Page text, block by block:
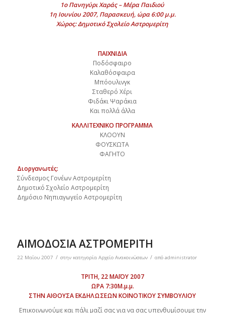
1ο Πανηγύρι Χαράς – Μέρα Παιδιού
1η Ιουνίου 2007, Παρασκευή, ώρα 6:00 μ.μ.
Χώρος: Δημοτικό Σχολείο Αστρομερίτη
ΠΑΙΧΝΙΔΙΑ
Ποδόσφαιρο
Καλαθόσφαιρα
Μπόουλινγκ
Σταθερό Χέρι
Φιδάκι Ψαράκια
Και πολλά άλλα
ΚΑΛΛΙΤΕΧΝΙΚΟ ΠΡΟΓΡΑΜΜΑ
ΚΛΟΟΥΝ
ΦΟΥΣΚΩΤΑ
ΦΑΓΗΤΟ
Διοργανωτές:
Σύνδεσμος Γονέων Αστρομερίτη
Δημοτικό Σχολείο Αστρομερίτη
Δημόσιο Νηπιαγωγείο Αστρομερίτη
ΑΙΜΟΔΟΣΙΑ ΑΣΤΡΟΜΕΡΙΤΗ
22 Μαΐου 2007 / στην κατηγορία Αρχείο Ανακοινώσεων / από administrator
ΤΡΙΤΗ, 22 ΜΑΪΟΥ 2007
ΩΡΑ 7:30Μ.μ.μ.
ΣΤΗΝ ΑΙΘΟΥΣΑ ΕΚΔΗΛΩΣΕΩΝ ΚΟΙΝΟΤΙΚΟΥ ΣΥΜΒΟΥΛΙΟΥ
Επικοινωνούμε και πάλι μαζί σας για να σας υπενθυμίσουμε την